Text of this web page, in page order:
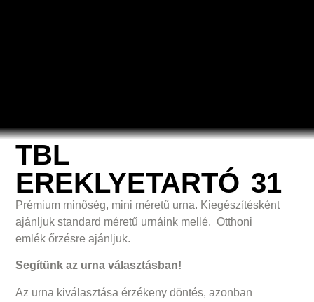
TBL
EREKLYETARTÓ 31
Prémium minőség, mini méretű urna. Kiegészítésként
ajánljuk standard méretű urnáink mellé. Otthoni
emlék őrzésre ajánljuk.
Segítünk az urna választásban!
Az urna kiválasztása érzékeny döntés, azonban